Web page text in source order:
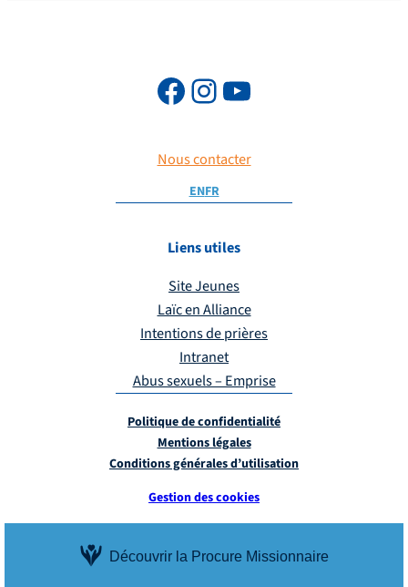
Découvrir la Procure Missionnaire
Nous contacter
ENFR
Liens utiles
Site Jeunes
Laïc en Alliance
Intentions de prières
Intranet
Abus sexuels – Emprise
Politique de confidentialité
Mentions légales
Conditions générales d’utilisation
Gestion des cookies